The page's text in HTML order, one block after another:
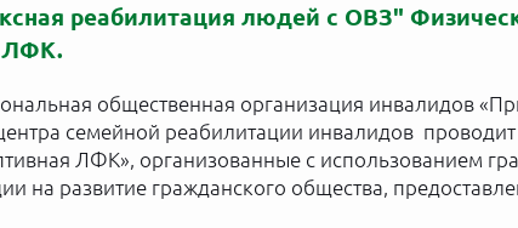
реабилитация людей с ОВЗ"
ЛФК.
общественная организация инвалидов
семейной реабилитации инвалидов проводит
ЛФК», организованные с использованием
на развитие гражданского общества,